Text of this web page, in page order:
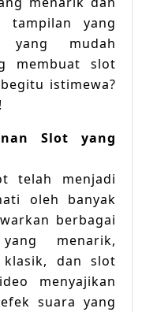
tampilan yang
yang mudah
membuat slot
istimewa?
Slot yang
telah menjadi
oleh banyak
berbagai
menarik,
dan slot
menyajikan
suara yang